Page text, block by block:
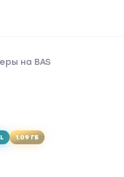
на BAS
1.09 ГБ